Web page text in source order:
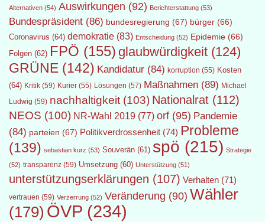
Alternativen (54) Auswirkungen (92) Berichterstattung (53)
Bundespräsident (86) bundesregierung (67) bürger (66)
Coronavirus (64) demokratie (83) Entscheidung (52) Epidemie (66)
Folgen (62) FPÖ (155) glaubwürdigkeit (124)
GRÜNE (142) Kandidatur (84) korruption (55) Kosten
(64) Kritik (59) Kurier (55) Lösungen (57) Maßnahmen (89) Michael
Ludwig (59) nachhaltigkeit(103) Nationalrat (112)
NEOS (100) NR-Wahl 2019 (77) orf (95) Pandemie
(84) parteien (67) Politikverdrossenheit (74) Probleme
(139) sebastian kurz (53) Souverän (61) spö (215) Strategie
(52) transparenz (59) Umsetzung (60) Unterstützung (51)
unterstützungserklärungen (107) Verhalten (71)
vertrauen (59) Verzerrung (52) Veränderung (90) Wähler
(179) ÖVP (234)